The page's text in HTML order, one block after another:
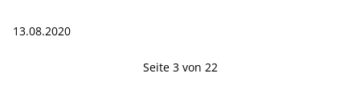
13.08.2020
Seite 3 von 22